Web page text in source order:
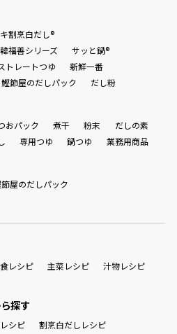
割烹白だし®
韓福善シリーズ
サッと鍋®
トレートつゆ
新鮮一番
鰹節屋のだしパック だし粉
おパック 煮干 粉末
だしの素
専用つゆ 鍋つゆ 業務用商品
屋のだしパック
レシピ 主菜レシピ
汁物レシピ
探す
シピ 割烹白だしレシピ